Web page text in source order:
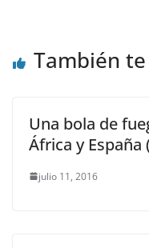
También
Una bola de
África y España
julio 11, 2016